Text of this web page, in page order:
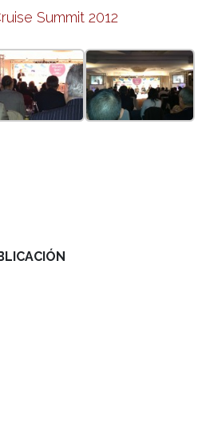
Summit 2012